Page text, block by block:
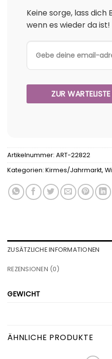
Keine sorge, lass
wenn es wieder da ist!
Artikelnummer: ART-22822
Kategorien: Kirmes/Jahrmarkt,
ZUSÄTZLICHE INFORMATIONEN
REZENSIONEN (0)
GEWICHT
ÄHNLICHE PRODUKTE